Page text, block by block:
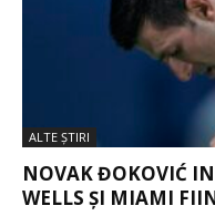
ALTE ŞTIRI
NOVAK ĐOKOVIĆ
WELLS ȘI MIAMI